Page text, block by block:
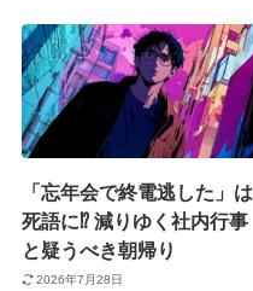
「忘年会で終電逃した」は
死語に⁉︎ 減りゆく社内行事
と疑うべき朝帰り
2026年7月28日